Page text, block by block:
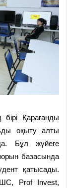
Қарағанды
оқыту алты
Бұл жүйеге
базасында
қатысады.
Prof Invest,